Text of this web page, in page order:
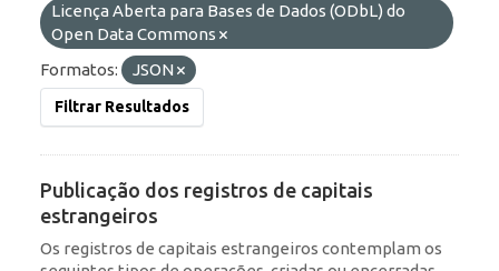
Licença Aberta para Bases de Dados (ODbL) do
Open Data Commons
Formatos:
JSON
Filtrar Resultados
Publicação dos registros de capitais
estrangeiros
Os registros de capitais estrangeiros contemplam os